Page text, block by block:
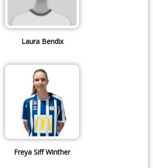
Laura Bendix
Freya Siff Winther